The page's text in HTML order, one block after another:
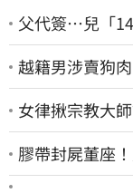
父代簽…兒「
越籍男涉賣狗
女律揪宗教大
膠帶封屍董座